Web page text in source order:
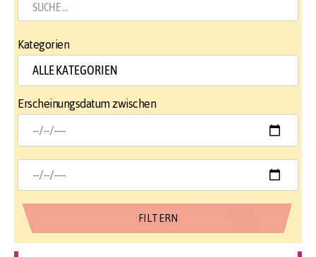
Kategorien
Erscheinungsdatum zwischen